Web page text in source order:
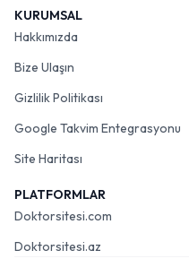
KURUMSAL
Hakkımızda
Bize Ulaşın
Gizlilik Politikası
Google Takvim Entegrasyonu
Site Haritası
PLATFORMLAR
Doktorsitesi.com
Doktorsitesi.az